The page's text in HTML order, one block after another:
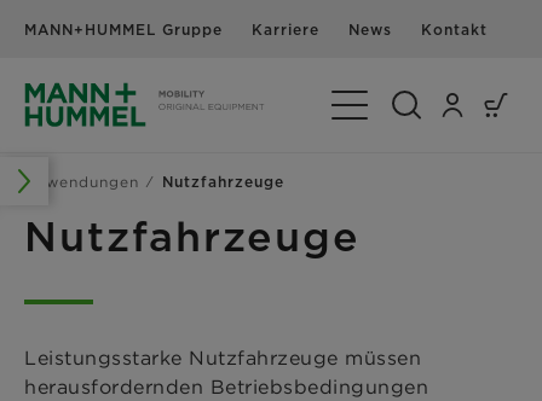
MANN+HUMMEL Gruppe Karriere News Kontakt
Navigation
Anwendungen Nutzfahrzeuge
Nutzfahrzeuge
Leistungsstarke Nutzfahrzeuge müssen
herausfordernden Betriebsbedingungen